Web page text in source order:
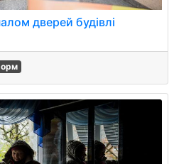
дверей будівлі